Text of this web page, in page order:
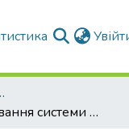
і магістрів
Обґрунтування системи зрошування плодових насаджень середньо- струминними дощувальними апаратами в ДПДГ «Мелітопольське» Запорізької області: пояснювальна записка до дипломної роботи здобувача СВО Магістр